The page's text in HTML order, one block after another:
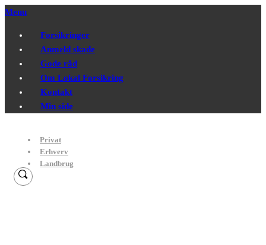
Menu
Forsikringer
Anmeld skade
Gode råd
Om Lokal Forsikring
Kontakt
Min side
Privat
Erhverv
Landbrug